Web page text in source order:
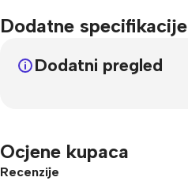
Dodatne specifikacije
Dodatni pregled
Ocjene kupaca
Recenzije